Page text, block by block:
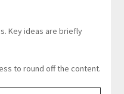
Key ideas are briefly
to round off the content.